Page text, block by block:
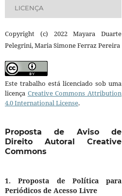
LICENÇA
Copyright (c) 2022 Mayara Duarte
Pelegrini, Maria Simone Ferraz Pereira
Este trabalho está licenciado sob uma
licença Creative Commons Attribution
4.0 International License.
Proposta de Aviso de
Direito Autoral Creative
Commons
1. Proposta de Política para
Periódicos de Acesso Livre